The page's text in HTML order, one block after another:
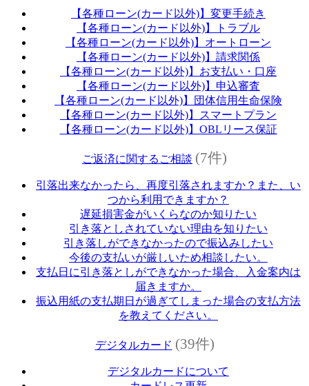
【各種ローン(カード以外)】変更手続き
【各種ローン(カード以外)】トラブル
【各種ローン(カード以外)】オートローン
【各種ローン(カード以外)】請求関係
【各種ローン(カード以外)】お支払い・口座
【各種ローン(カード以外)】申込審査
【各種ローン(カード以外)】団体信用生命保険
【各種ローン(カード以外)】スマートプラン
【各種ローン(カード以外)】OBLリース保証
ご返済に関するご相談 (7件)
引落出来なかったら、再度引落されますか？また、い
つから利用できますか？
遅延損害金がいくらなのか知りたい
引き落としされていない理由を知りたい
引き落しができなかったので振込みしたい
今後の支払いが厳しいため相談したい。
支払日に引き落としができなかった場合、入金案内は
届きますか。
振込用紙の支払期日が過ぎてしまった場合の支払方法
を教えてください。
デジタルカード (39件)
デジタルカードについて